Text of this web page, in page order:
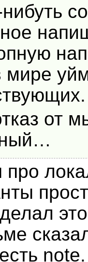
мире
от
про
делал